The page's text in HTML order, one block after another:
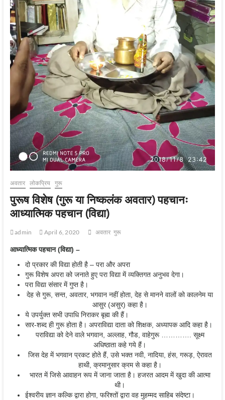
अवतार लोकप्रिय गुरू
पुरूष विशेष (गुरू या निष्कलंक अवतार) पहचानः
आध्यात्मिक पहचान (विद्या)
admin April 6, 2020 अवतार गुरू
आध्यात्मिक पहचान(विद्या) –
दो प्रकार की विद्या होती है – परा और अपरा
गुरू विशेष अपरा को जनाते हुए परा विद्या में व्यक्तिगत अनुभव देगा।
परा विद्या संसार में गुप्त है।
देह से गुरू, सन्त, अवतार, भगवान नहीं होता, देह से मानने वालों को कालनेम या
आसुर (असुर) कहा है।
ये उपर्युक्त सभी उपाधि निराकर बृह्म की हैं।
सार-शब्द ही गुरू होता है। अपराविद्या दाता को शिक्षक, अध्यापक आदि कहा है।
पराविद्या को देने वाले भगवान, अल्लाह, गौड, वाहेगुरू …………. सूक्ष्म
अधिष्ठाता कहे गये हैं।
जिस देह में भगवान प्रकट होते हैं, उसे भक्त नवी, नादिया, हंस, गरूड़, ऐरावत
हाथी, क्रमानुसार क्रम से कहा है।
भारत में जिसे आवाहन रूप में जाना जाता है। हजरत आदम में खुदा की आत्मा
थी।
ईश्वरीय ज्ञान कल्कि द्वारा होगा, फरिश्तों द्वारा वह मुहम्मद साहिब संदेष्टा।